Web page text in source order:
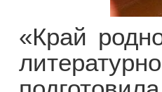
«Край